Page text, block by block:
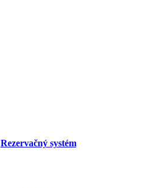
Rezervačný systém